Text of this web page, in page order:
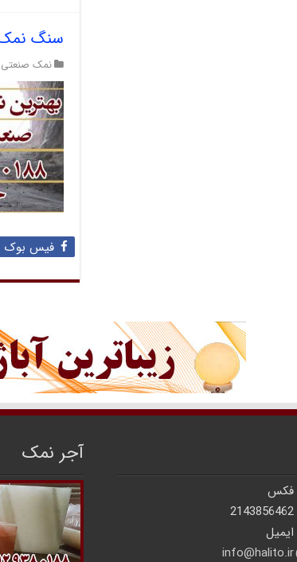
سنگ
نمک صنعتی
فیس بوک
فکس
2143856462
ایمیل
info@halito.ir
آجر نمک